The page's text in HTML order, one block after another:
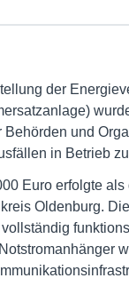
der
und
in Betrieb
Euro erfolgte als
Oldenburg.